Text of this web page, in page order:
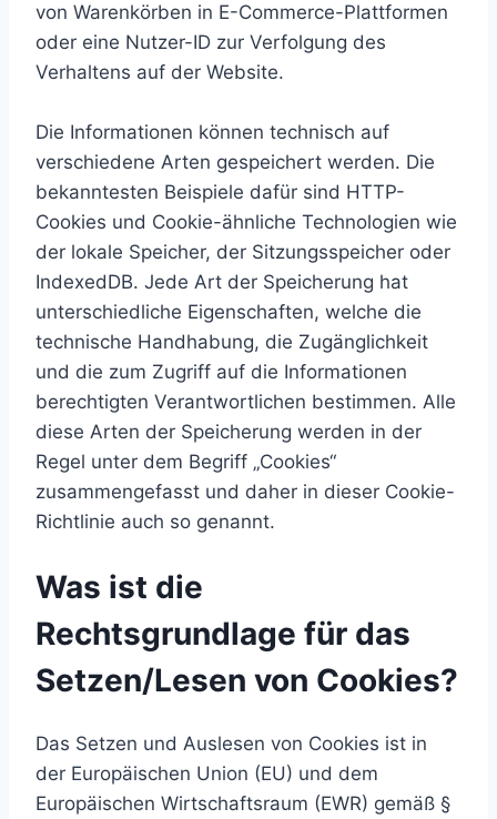
von Warenkörben in E-Commerce-Plattformen
oder eine Nutzer-ID zur Verfolgung des
Verhaltens auf der Website.
Die Informationen können technisch auf
verschiedene Arten gespeichert werden. Die
bekanntesten Beispiele dafür sind HTTP-
Cookies und Cookie-ähnliche Technologien wie
der lokale Speicher, der Sitzungsspeicher oder
IndexedDB. Jede Art der Speicherung hat
unterschiedliche Eigenschaften, welche die
technische Handhabung, die Zugänglichkeit
und die zum Zugriff auf die Informationen
berechtigten Verantwortlichen bestimmen. Alle
diese Arten der Speicherung werden in der
Regel unter dem Begriff „Cookies“
zusammengefasst und daher in dieser Cookie-
Richtlinie auch so genannt.
Was ist die
Rechtsgrundlage für das
Setzen/Lesen von Cookies?
Das Setzen und Auslesen von Cookies ist in
der Europäischen Union (EU) und dem
Europäischen Wirtschaftsraum (EWR) gemäß §